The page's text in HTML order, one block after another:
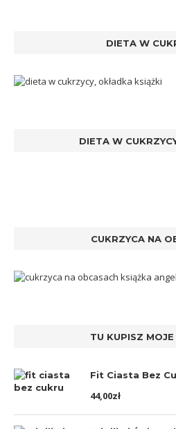
DIETA W
DIETA W
CUKRZYCA NA
TU KUPISZ
Fit Ciasta Bez
44,00zł